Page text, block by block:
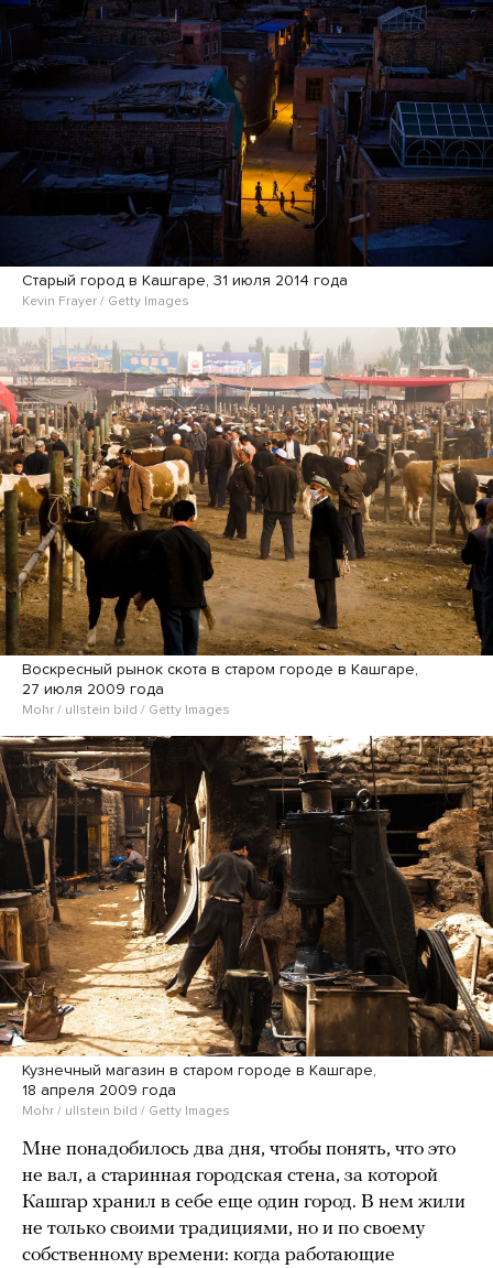
Старый город в Кашгаре, 31 июля 2014 года
Kevin Frayer / Getty Images
Воскресный рынок скота в старом городе в Кашгаре,
27 июля 2009 года
Mohr / ullstein bild / Getty Images
Кузнечный магазин в старом городе в Кашгаре,
18 апреля 2009 года
Mohr / ullstein bild / Getty Images
Мне понадобилось два дня, чтобы понять, что это
не вал, а старинная городская стена, за которой
Кашгар хранил в себе еще один город. В нем жили
не только своими традициями, но и по своему
собственному времени: когда работающие